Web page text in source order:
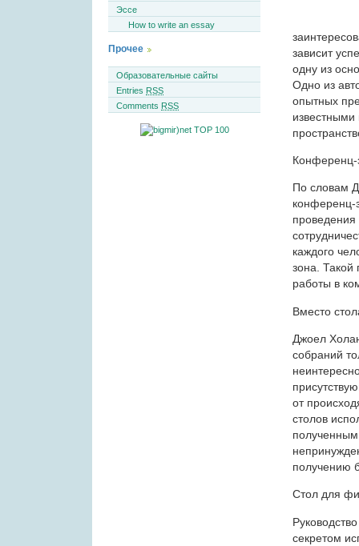
зависит
одну из
Одно из
опытных
Конференц-
По словам
конференц-
проведения
каждого
зона. Такой
работы в
Вместо
Джоел
собраний
от
столов
полученным
получению
Стол для
секретом
Эссе
How to write an essay
Прочее
Образовательные сайты
Entries RSS
Comments RSS